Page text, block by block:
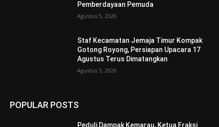
Pemberdayaan Pemuda
Agustus 5, 2026
Staf Kecamatan Jemaja Timur Kompak
Gotong Royong, Persiapan Upacara 17
Agustus Terus Dimatangkan ‎
Agustus 5, 2026
POPULAR POSTS
Peduli Dampak Kemarau, Ketua Fraksi